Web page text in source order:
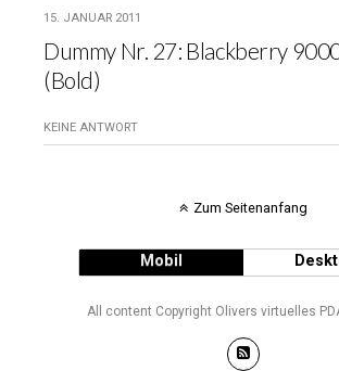
15. JANUAR 2011
Dummy Nr. 27: Blackberry
(Bold)
KEINE ANTWORT
Zum Seitenanfang
Mobil
All content Copyright Olivers virtuelles